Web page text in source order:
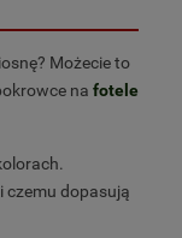
Możecie to
na fotele
czemu dopasują